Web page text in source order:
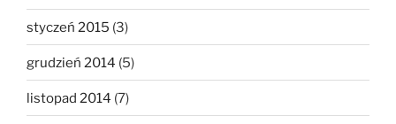
styczeń 2015 (3)
grudzień 2014 (5)
listopad 2014 (7)